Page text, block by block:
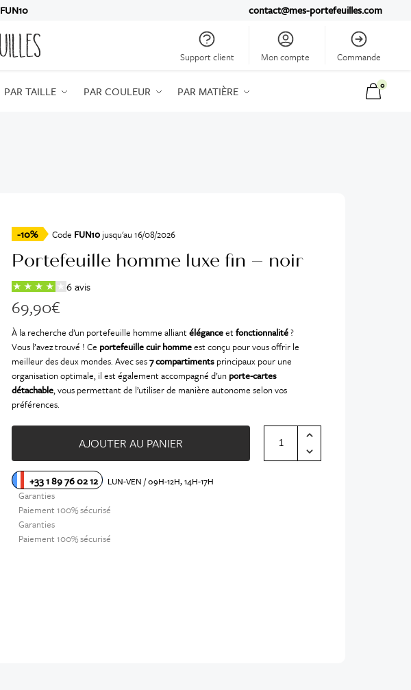
FUN10 contact@mes-portefeuilles.com
Support client Mon compte Commande
PAR TAILLE PAR COULEUR PAR MATIÈRE 0
-10% Code FUN10jusqu'au 16/08/2026
Portefeuille homme luxe fin – noir
6 avis
69,90€
À la recherche d’un portefeuille homme alliantéléganceetfonctionnalité?
Vous l’avez trouvé ! Ce portefeuille cuir hommeest conçu pour vous offrir le
meilleur des deux mondes. Avec ses7 compartimentsprincipaux pour une
organisation optimale, il est également accompagné d’un porte-cartes
détachable, vous permettant de l’utiliser de manière autonome selon vos
préférences.
AJOUTER AU PANIER
+33 1 89 76 02 12 LUN-VEN / 09H-12H, 14H-17H
Garanties
Paiement 100% sécurisé
Garanties
Paiement 100% sécurisé